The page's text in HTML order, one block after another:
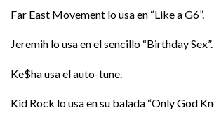
Far East Movement lo usa en “Like a G6”.
Jeremih lo usa en el sencillo “Birthday Sex”.
Ke$ha usa el auto-tune.
Kid Rock lo usa en su balada “Only God